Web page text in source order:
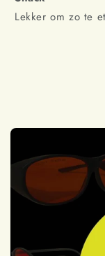
Lekker om zo te